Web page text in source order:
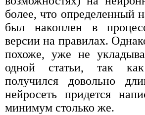
более, что определенный
был накоплен в
версии на правилах.
похоже, уже не
одной статьи, так
получился довольно
нейросеть придется
минимум столько же.